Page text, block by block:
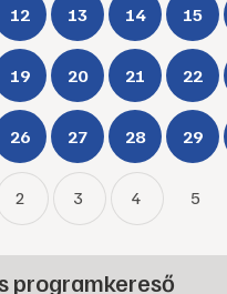
12 13 14 15
19 20 21 22
26 27 28 29
2 3 4 5
programkereső